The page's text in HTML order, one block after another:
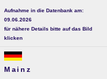
Aufnahme in die Datenbank am:
09.06.2026
für nähere Details bitte auf das Bild
klicken
Mainz